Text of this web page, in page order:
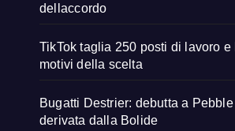
dellaccordo
TikTok taglia 250 posti di lavoro
motivi della scelta
Bugatti Destrier: debutta a
derivata dalla Bolide